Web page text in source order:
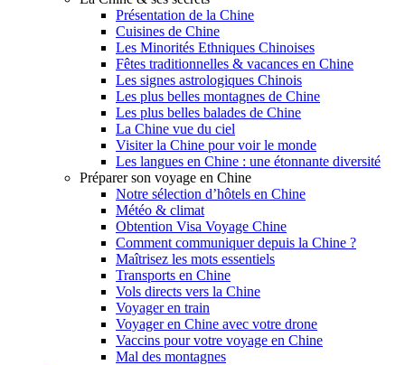
Présentation de la Chine
Cuisines de Chine
Les Minorités Ethniques Chinoises
Fêtes traditionnelles & vacances en Chine
Les signes astrologiques Chinois
Les plus belles montagnes de Chine
Les plus belles balades de Chine
La Chine vue du ciel
Visiter la Chine pour voir le monde
Les langues en Chine : une étonnante diversité
Préparer son voyage en Chine
Notre sélection d’hôtels en Chine
Météo & climat
Obtention Visa Voyage Chine
Comment communiquer depuis la Chine ?
Maîtrisez les mots essentiels
Transports en Chine
Vols directs vers la Chine
Voyager en train
Voyager en Chine avec votre drone
Vaccins pour votre voyage en Chine
Mal des montagnes